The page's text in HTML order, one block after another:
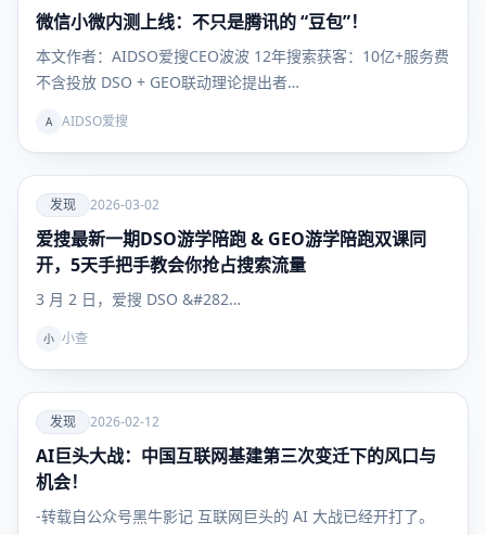
发现
微信小微内测上线：不只是腾讯的 “豆包”！
本文作者：AIDSO爱搜CEO波波 12年搜索获客：10亿+服务费
不含投放 DSO + GEO联动理论提出者…
A AIDSO爱搜
爱
发现
发现 2026-03-02
爱搜最新一期DSO游学陪跑 & GEO游学陪跑双课同
开，5天手把手教会你抢占搜索流量
3 月 2 日，爱搜 DSO &#282…
小 小查
爱
发现
发现 2026-02-12
AI巨头大战：中国互联网基建第三次变迁下的风口与
机会！
-转载自公众号黑牛影记 互联网巨头的 AI 大战已经开打了。